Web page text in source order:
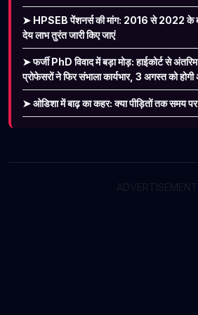
➤ HPSEB पेंशनर्स की मांग: 2016 से 2022 के
देय लाभ तुरंत जारी किए जाएं
➤ फर्जी PhD विवाद में बड़ा मोड़: हाईकोर्ट से
प्रोफेसरों ने फिर संभाला कार्यभार, 3 अगस्त को
➤ ओडिशा में बाढ़ का कहर: क्या पीड़ितों तक समय पर
ADVERTISEMENT